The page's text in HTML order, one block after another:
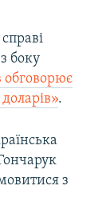
боку
обговорює
.
з